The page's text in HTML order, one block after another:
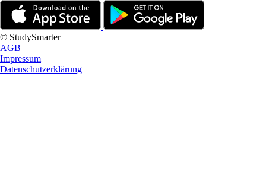
© StudySmarter
AGB
Impressum
Datenschutzerklärung